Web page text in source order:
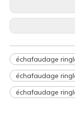
échafaudage
échafaudage
échafaudage